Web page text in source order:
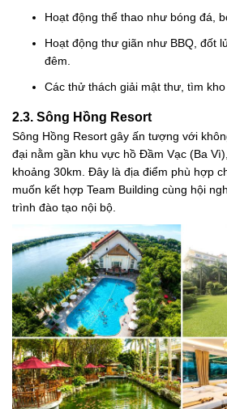
Hoạt động thể thao như bóng đá,
Hoạt động thư giãn như BBQ, đốt
đêm.
Các thử thách giải mật thư, tìm kho
2.3. Sông Hồng Resort
Sông Hồng Resort gây ấn tượng với
đại nằm gần khu vực hồ Đầm Vạc (Ba
khoảng 30km. Đây là địa điểm phù hợp
muốn kết hợp Team Building cùng hội
trình đào tạo nội bộ.